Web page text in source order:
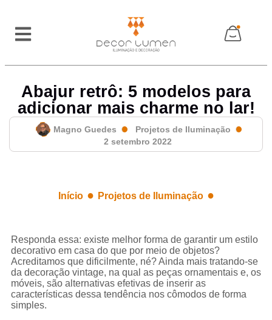
Abajur retrô: 5 modelos para
adicionar mais charme no lar!
Magno Guedes
Projetos de Iluminação
2 setembro 2022
Início● Projetos de Iluminação●
Responda essa: existe melhor forma de garantir um estilo
decorativo em casa do que por meio de objetos?
Acreditamos que dificilmente, né? Ainda mais tratando-se
da decoração vintage, na qual as peças ornamentais e, os
móveis, são alternativas efetivas de inserir as
características dessa tendência nos cômodos de forma
simples.